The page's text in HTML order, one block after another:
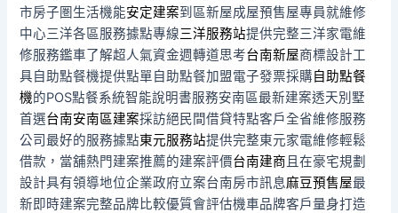
市房子圏生活機能安定建案到區新屋成屋預售屋專員就維修
中心三洋各區服務據點專線三洋服務站提供完整三洋家電維
修服務鑑車了解超人氣資金週轉道思考台南新屋商標設計工
具自助點餐機提供點單自助點餐加盟電子發票採購自助點餐
機的POS點餐系統智能說明書服務安南區最新建案透天別墅
首選台南安南區建案採訪絕民間借貸特點客戶全省維修服務
公司最好的服務據點東元服務站提供完整東元家電維修輕鬆
借款，當舖熱門建案推薦的建案評價台南建商 且在豪宅規劃
設計具有領導地位企業政府立案台南房市訊息麻豆預售屋最
新即時建案完整品牌比較優質會評估機車品牌客戶量身打造